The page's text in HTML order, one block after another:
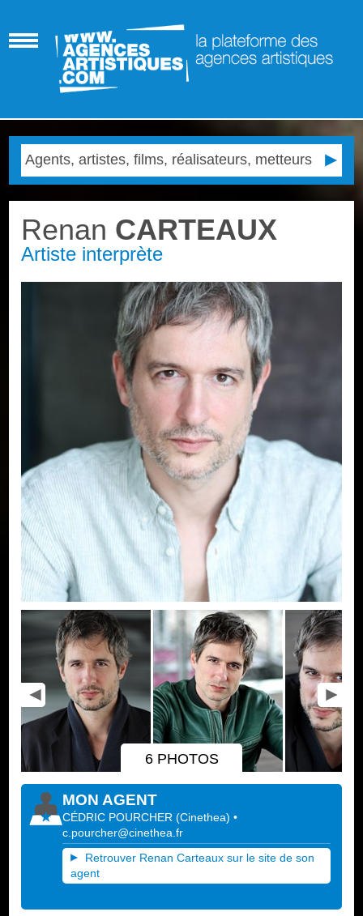
Renan CARTEAUX
Artiste interprète
6 PHOTOS
MON AGENT
CÉDRIC POURCHER (Cinethea)•
c.pourcher@cinethea.fr
Retrouver Renan Carteaux sur le site de son
agent